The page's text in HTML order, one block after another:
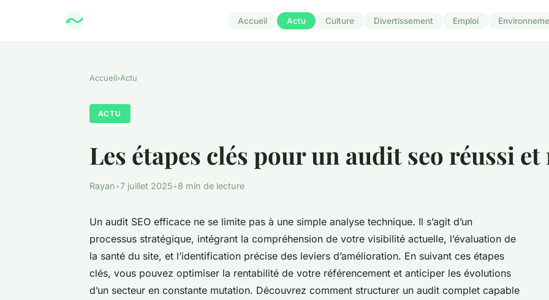
Accueil Actu Culture Divertissement Emploi
Accueil›Actu
ACTU
Les étapes clés pour un audit seo réussi
Rayan•7 juillet 2025•8 min de lecture
Un audit SEO efficace ne se limite pas à une simple analyse technique. Il s’agit d’un
processus stratégique, intégrant la compréhension de votre visibilité actuelle, l’évaluation de
la santé du site, et l’identification précise des leviers d’amélioration. En suivant ces étapes
clés, vous pouvez optimiser la rentabilité de votre référencement et anticiper les évolutions
d’un secteur en constante mutation. Découvrez comment structurer un audit complet capable